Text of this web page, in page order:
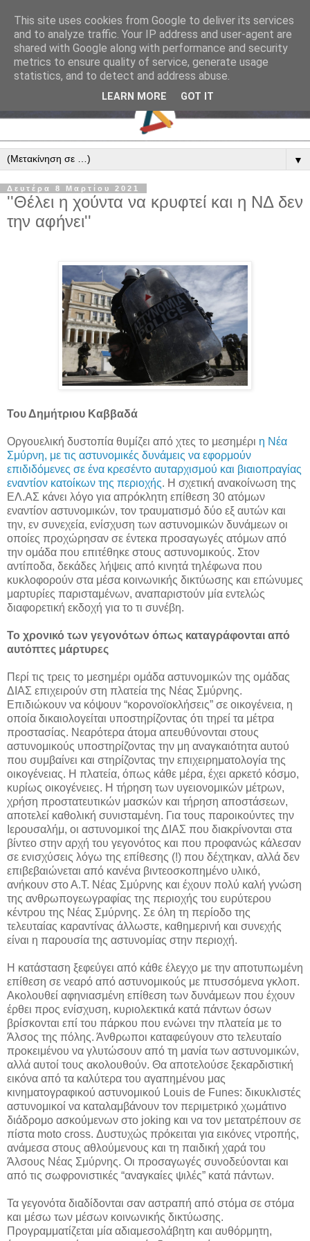
▼
Δευτέρα 8 Μαρτίου 2021
''Θέλει η χούντα να κρυφτεί και η ΝΔ δεν
την αφήνει''
Του Δημήτριου Καββαδά
Οργουελική δυστοπία θυμίζει από χτες το μεσημέρι η Νέα
Σμύρνη, με τις αστυνομικές δυνάμεις να εφορμούν
επιδιδόμενες σε ένα κρεσέντο αυταρχισμού και βιαιοπραγίας
εναντίον κατοίκων της περιοχής. Η σχετική ανακοίνωση της
ΕΛ.ΑΣ κάνει λόγο για απρόκλητη επίθεση 30 ατόμων
εναντίον αστυνομικών, τον τραυματισμό δύο εξ αυτών και
την, εν συνεχεία, ενίσχυση των αστυνομικών δυνάμεων οι
οποίες προχώρησαν σε έντεκα προσαγωγές ατόμων από
την ομάδα που επιτέθηκε στους αστυνομικούς. Στον
αντίποδα, δεκάδες λήψεις από κινητά τηλέφωνα που
κυκλοφορούν στα μέσα κοινωνικής δικτύωσης και επώνυμες
μαρτυρίες παρισταμένων, αναπαριστούν μία εντελώς
διαφορετική εκδοχή για το τι συνέβη.
Το χρονικό των γεγονότων όπως καταγράφονται από
αυτόπτες μάρτυρες
Περί τις τρεις το μεσημέρι ομάδα αστυνομικών της ομάδας
ΔΙΑΣ επιχειρούν στη πλατεία της Νέας Σμύρνης.
Επιδιώκουν να κόψουν “κορονοϊοκλήσεις” σε οικογένεια, η
οποία δικαιολογείται υποστηρίζοντας ότι τηρεί τα μέτρα
προστασίας. Νεαρότερα άτομα απευθύνονται στους
αστυνομικούς υποστηρίζοντας την μη αναγκαιότητα αυτού
που συμβαίνει και στηρίζοντας την επιχειρηματολογία της
οικογένειας. Η πλατεία, όπως κάθε μέρα, έχει αρκετό κόσμο,
κυρίως οικογένειες. Η τήρηση των υγειονομικών μέτρων,
χρήση προστατευτικών μασκών και τήρηση αποστάσεων,
αποτελεί καθολική συνισταμένη. Για τους παροικούντες την
Ιερουσαλήμ, οι αστυνομικοί της ΔΙΑΣ που διακρίνονται στα
βίντεο στην αρχή του γεγονότος και που προφανώς κάλεσαν
σε ενισχύσεις λόγω της επίθεσης (!) που δέχτηκαν, αλλά δεν
επιβεβαιώνεται από κανένα βιντεοσκοπημένο υλικό,
ανήκουν στο Α.Τ. Νέας Σμύρνης και έχουν πολύ καλή γνώση
της ανθρωπογεωγραφίας της περιοχής του ευρύτερου
κέντρου της Νέας Σμύρνης. Σε όλη τη περίοδο της
τελευταίας καραντίνας άλλωστε, καθημερινή και συνεχής
είναι η παρουσία της αστυνομίας στην περιοχή.
Η κατάσταση ξεφεύγει από κάθε έλεγχο με την αποτυπωμένη
επίθεση σε νεαρό από αστυνομικούς με πτυσσόμενα γκλοπ.
Ακολουθεί αφηνιασμένη επίθεση των δυνάμεων που έχουν
έρθει προς ενίσχυση, κυριολεκτικά κατά πάντων όσων
βρίσκονται επί του πάρκου που ενώνει την πλατεία με το
Άλσος της πόλης. Άνθρωποι καταφεύγουν στο τελευταίο
προκειμένου να γλυτώσουν από τη μανία των αστυνομικών,
αλλά αυτοί τους ακολουθούν. Θα αποτελούσε ξεκαρδιστική
εικόνα από τα καλύτερα του αγαπημένου μας
κινηματογραφικού αστυνομικού Louis de Funes: δικυκλιστές
αστυνομικοί να καταλαμβάνουν τον περιμετρικό χωμάτινο
διάδρομο ασκούμενων στο joking και να τον μετατρέπουν σε
πίστα moto cross. Δυστυχώς πρόκειται για εικόνες ντροπής,
ανάμεσα στους αθλούμενους και τη παιδική χαρά του
Άλσους Νέας Σμύρνης. Οι προσαγωγές συνοδεύονται και
από τις σωφρονιστικές “αναγκαίες ψιλές” κατά πάντων.
Τα γεγονότα διαδίδονται σαν αστραπή από στόμα σε στόμα
και μέσω των μέσων κοινωνικής δικτύωσης.
Προγραμματίζεται μία αδιαμεσολάβητη και αυθόρμητη,
This site uses cookies from Google to deliver its services
and to analyze traffic. Your IP address and user-agent are
shared with Google along with performance and security
metrics to ensure quality of service, generate usage
statistics, and to detect and address abuse.
LEARN MORE GOT IT